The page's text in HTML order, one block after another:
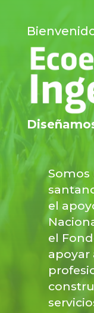
Somos
el
el
apoyar